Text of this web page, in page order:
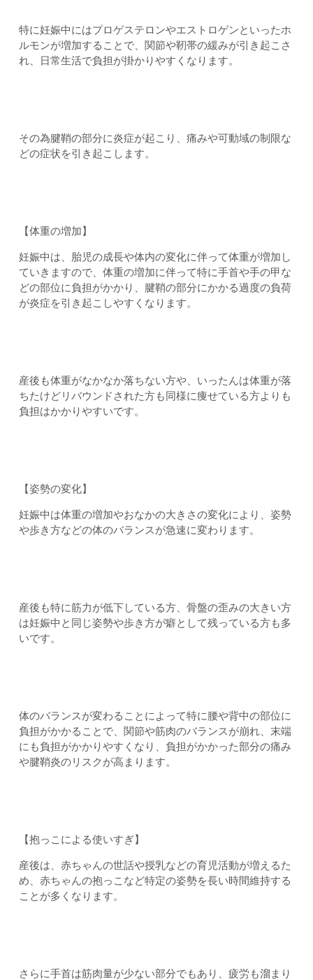
特に妊娠中にはプロゲステロンやエストロゲンといったホ
ルモンが増加することで、関節や靭帯の緩みが引き起こさ
れ、日常生活で負担が掛かりやすくなります。
その為腱鞘の部分に炎症が起こり、痛みや可動域の制限な
どの症状を引き起こします。
【体重の増加】
妊娠中は、胎児の成長や体内の変化に伴って体重が増加し
ていきますので、体重の増加に伴って特に手首や手の甲な
どの部位に負担がかかり、腱鞘の部分にかかる過度の負荷
が炎症を引き起こしやすくなります。
産後も体重がなかなか落ちない方や、いったんは体重が落
ちたけどリバウンドされた方も同様に痩せている方よりも
負担はかかりやすいです。
【姿勢の変化】
妊娠中は体重の増加やおなかの大きさの変化により、姿勢
や歩き方などの体のバランスが急速に変わります。
産後も特に筋力が低下している方、骨盤の歪みの大きい方
は妊娠中と同じ姿勢や歩き方が癖として残っている方も多
いです。
体のバランスが変わることによって特に腰や背中の部位に
負担がかかることで、関節や筋肉のバランスが崩れ、末端
にも負担がかかりやすくなり、負担がかかった部分の痛み
や腱鞘炎のリスクが高まります。
【抱っこによる使いすぎ】
産後は、赤ちゃんの世話や授乳などの育児活動が増えるた
め、赤ちゃんの抱っこなど特定の姿勢を長い時間維持する
ことが多くなります。
さらに手首は筋肉量が少ない部分でもあり、疲労も溜まり